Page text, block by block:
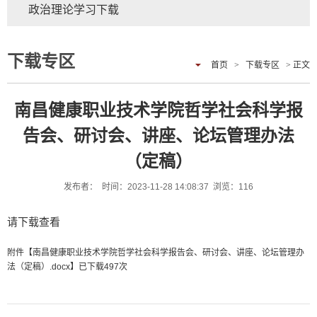
政治理论学习下载
下载专区 首页 > 下载专区 > 正文
南昌健康职业技术学院哲学社会科学报
告会、研讨会、讲座、论坛管理办法
（定稿）
发布者： 时间：2023-11-28 14:08:37 浏览： 116
请下载查看
附件【南昌健康职业技术学院哲学社会科学报告会、研讨会、讲座、论坛管理办
法（定稿）.docx】已下载497次